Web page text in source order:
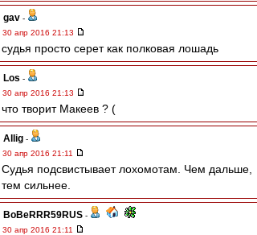
gav -
30 апр 2016 21:13
судья просто серет как полковая лошадь
Los -
30 апр 2016 21:13
что творит Макеев ? (
Allig -
30 апр 2016 21:11
Судья подсвистывает лохомотам. Чем дальше,
тем сильнее.
BoBeRRR59RUS -
30 апр 2016 21:11